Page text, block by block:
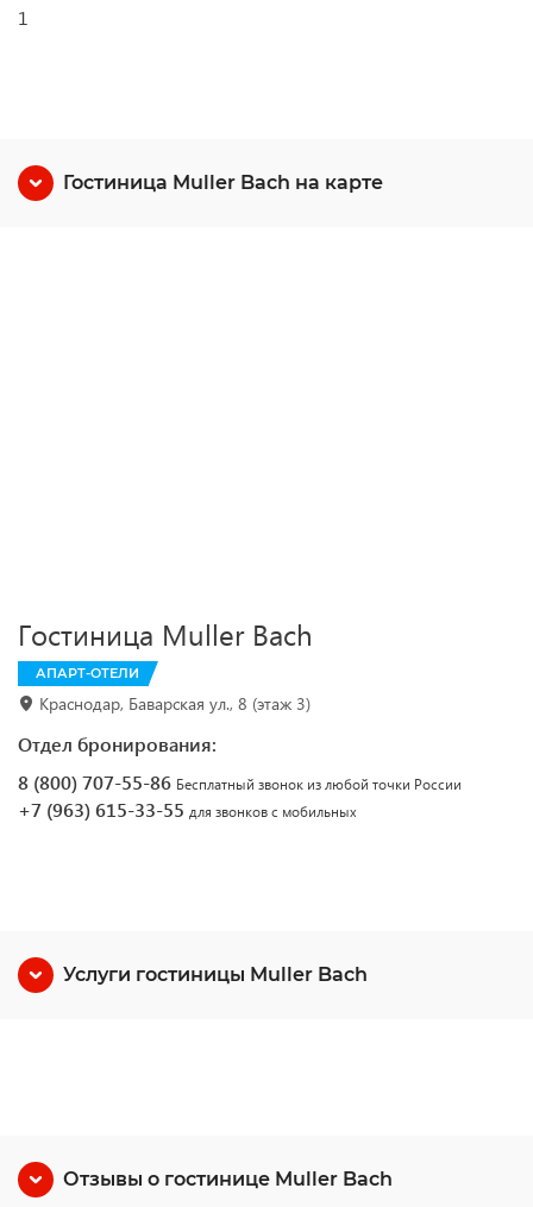
1
Гостиница Muller Bach на карте
Гостиница Muller Bach
АПАРТ-ОТЕЛИ
Краснодар, Баварская ул., 8 (этаж 3)
Отдел бронирования:
8 (800) 707-55-86 Бесплатный звонок из любой точки России
+7 (963) 615-33-55 для звонков с мобильных
Услуги гостиницы Muller Bach
Отзывы о гостинице Muller Bach